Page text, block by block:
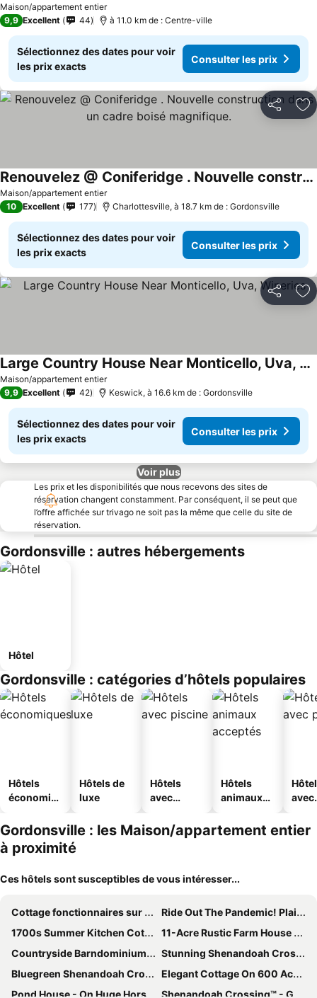
Maison/appartement entier
Consulter les prix
9,9 Excellent 44 à 11.0 km de : Centre-ville
Sélectionnez des dates pour voir
les prix exacts
Consulter les prix
Partager
Maison/appartement entier
Renouvelez @ Coniferidge . Nouvelle construction dans un cadre boisé magnifique.
Consulter les prix
10 Excellent 177 Charlottesville, à 18.7 km de : Gordonsville
Sélectionnez des dates pour voir
les prix exacts
Consulter les prix
Partager
Maison/appartement entier
Large Country House Near Monticello, Uva, Wineries
Consulter les prix
9,9 Excellent 42 Keswick, à 16.6 km de : Gordonsville
Sélectionnez des dates pour voir
les prix exacts
Consulter les prix
Voir plus
Les prix et les disponibilités que nous recevons des sites de
réservation changent constamment. Par conséquent, il se peut que
l’offre affichée sur trivago ne soit pas la même que celle du site de
réservation.
Gordonsville : autres hébergements
Hôtel
Gordonsville : catégories d’hôtels populaires
Hôtels
économiq
Hôtels de
luxe
Hôtels
avec
Hôtels
animaux
avec
Gordonsville : les Maison/appartement entier
à proximité
Ces hôtels sont susceptibles de vous intéresser...
Cottage fonctionnaires sur 600 Acre Cheval de travail / Bovins immobilière
Ride Out The Pandemic! Plain Outside; Gorgeous Inside; Huge Horse/Cattle Farm
1700s Summer Kitchen Cottage # 147 & Pool
11-Acre Rustic Farm House & Cottage In Beautiful Central Virginia
Countryside Barndominium In Virginia W/ Patio
Stunning Shenandoah Crossing, 2 Bedroom Deluxe Cabin, Just A Mile To Your Favorite Destinations
Bluegreen Shenandoah Crossing Ascend Resort Collection
Elegant Cottage On 600 Acre Horse & Cattle Farm
Pond House - On Huge Horse Farm; Great For Young Families
Shenandoah Crossing™ - Gordonsville - 2 Bedroom 1 Bath Deluxe Cabin